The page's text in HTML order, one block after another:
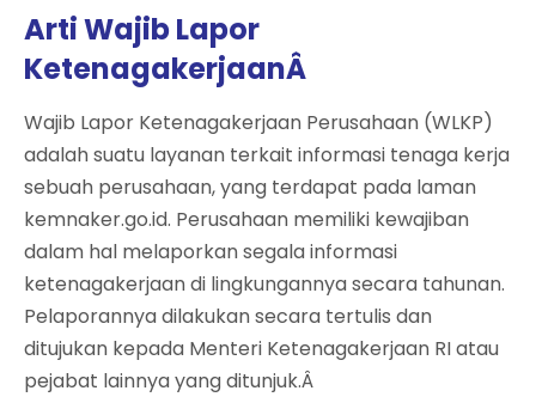
Arti Wajib Lapor
KetenagakerjaanÂ
Wajib Lapor Ketenagakerjaan Perusahaan (WLKP)
adalah suatu layanan terkait informasi tenaga kerja
sebuah perusahaan, yang terdapat pada laman
kemnaker.go.id. Perusahaan memiliki kewajiban
dalam hal melaporkan segala informasi
ketenagakerjaan di lingkungannya secara tahunan.
Pelaporannya dilakukan secara tertulis dan
ditujukan kepada Menteri Ketenagakerjaan RI atau
pejabat lainnya yang ditunjuk.Â